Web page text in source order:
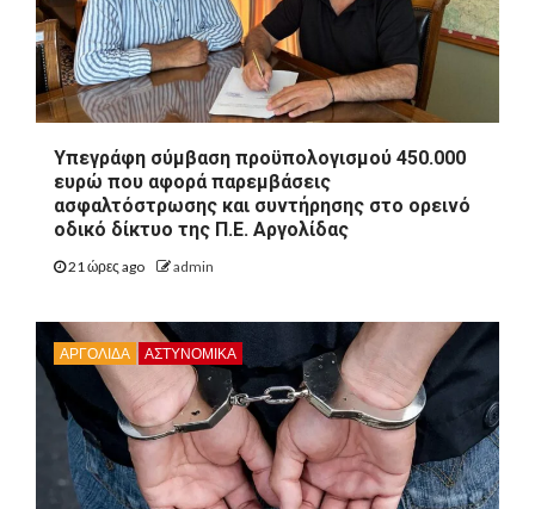
Υπεγράφη σύμβαση προϋπολογισμού 450.000
ευρώ που αφορά παρεμβάσεις
ασφαλτόστρωσης και συντήρησης στο ορεινό
οδικό δίκτυο της Π.Ε. Αργολίδας
21 ώρες ago admin
ΑΡΓΟΛΙΔΑ ΑΣΤΥΝΟΜΙΚΑ